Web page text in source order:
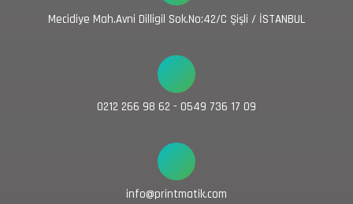
Mecidiye Mah.Avni Dilligil Sok.No:42/C Şişli / İSTANBUL
0212 266 98 62 - 0549 736 17 09
info@printmatik.com